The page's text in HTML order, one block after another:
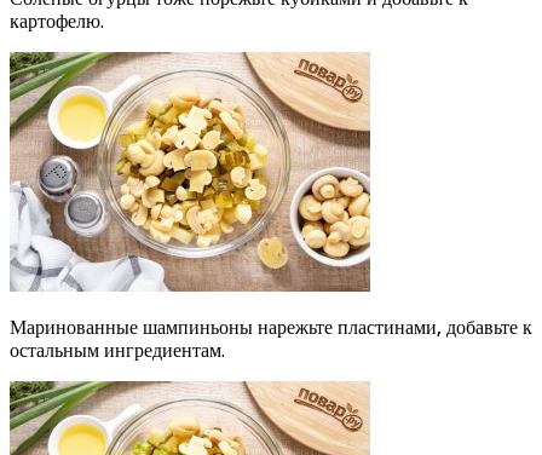
картофелю.
Маринованные шампиньоны нарежьте пластинами, добавьте к
остальным ингредиентам.